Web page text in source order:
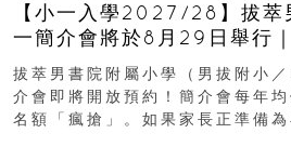
【小一入學2027/28】拔萃
一簡介會將於8月29日舉行
｜更設有網上重溫
拔萃男書院附屬小學（男拔附小
介會即將開放預約！簡介會每年
名額「瘋搶」。如果家長正準備